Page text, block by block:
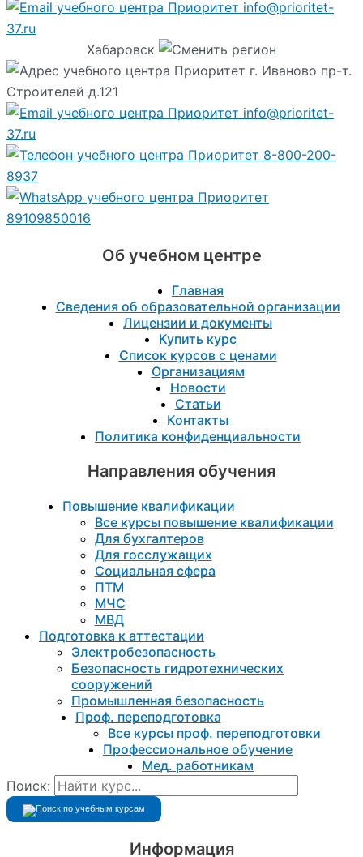
info@prioritet-
37.ru
Хабаровск
г. Иваново пр-т.
Строителей д.121
info@prioritet-
37.ru
8-800-200-
8937
89109850016
Об учебном центре
Главная
Сведения об образовательной организации
Лицензии и документы
Купить курс
Список курсов с ценами
Организациям
Новости
Статьи
Контакты
Политика конфиденциальности
Направления обучения
Повышение квалификации
Все курсы повышение квалификации
Для бухгалтеров
Для госслужащих
Социальная сфера
ПТМ
МЧС
МВД
Подготовка к aттестации
Электробезопасность
Безопасность гидротехнических
сооружений
Промышленная безопасность
Проф. переподготовка
Все курсы проф. переподготовки
Профессиональное обучение
Мед. работникам
Поиск:
Информация